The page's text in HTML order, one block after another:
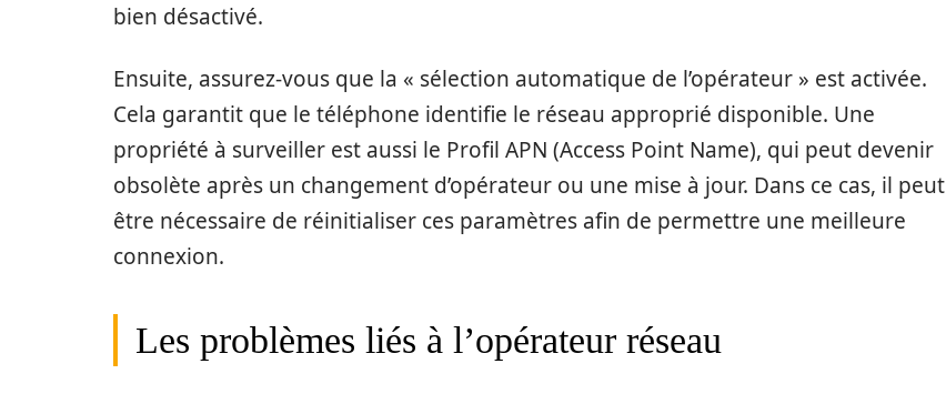
bien désactivé.
Ensuite, assurez-vous que la « sélection automatique de l’opérateur » est activée.
Cela garantit que le téléphone identifie le réseau approprié disponible. Une
propriété à surveiller est aussi le Profil APN (Access Point Name), qui peut devenir
obsolète après un changement d’opérateur ou une mise à jour. Dans ce cas, il peut
être nécessaire de réinitialiser ces paramètres afin de permettre une meilleure
connexion.
Les problèmes liés à l’opérateur réseau